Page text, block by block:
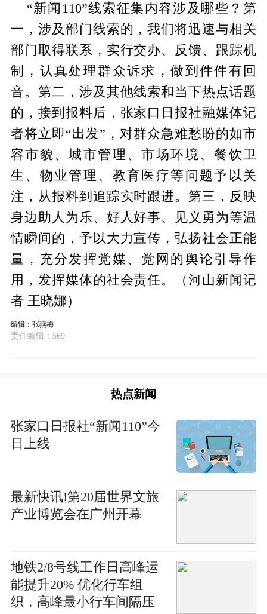
“新闻110”线索征集内容涉及哪些？第
一，涉及部门线索的，我们将迅速与相关
部门取得联系，实行交办、反馈、跟踪机
制，认真处理群众诉求，做到件件有回
音。第二，涉及其他线索和当下热点话题
的，接到报料后，张家口日报社融媒体记
者将立即“出发”，对群众急难愁盼的如市
容市貌、城市管理、市场环境、餐饮卫
生、物业管理、教育医疗等问题予以关
注，从报料到追踪实时跟进。第三，反映
身边助人为乐、好人好事、见义勇为等温
情瞬间的，予以大力宣传，弘扬社会正能
量，充分发挥党媒、党网的舆论引导作
用，发挥媒体的社会责任。（河山新闻记
者 王晓娜）
编辑：张燕梅
责任编辑：569
热点新闻
张家口日报社“新闻110”今
日上线
最新快讯!第20届世界文旅
产业博览会在广州开幕
地铁2/8号线工作日高峰运
能提升20% 优化行车组
织，高峰最小行车间隔压